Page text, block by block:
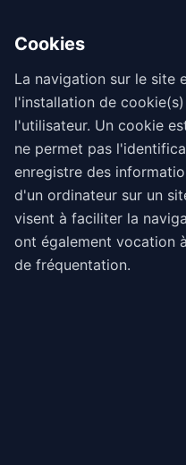
Cookies
La navigation sur le site
l'installation de
l'utilisateur. Un cookie
ne permet pas
enregistre des
d'un ordinateur sur un
visent à faciliter la
ont également vocation
de fréquentation.